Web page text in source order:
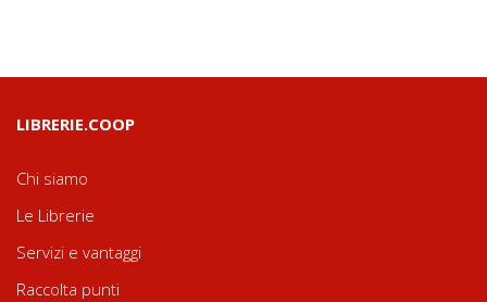
LIBRERIE.COOP
Chi siamo
Le Librerie
Servizi e vantaggi
Raccolta punti